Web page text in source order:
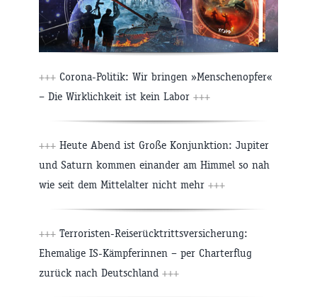
+++ Corona-Politik: Wir bringen »Menschenopfer«
– Die Wirklichkeit ist kein Labor +++
+++ Heute Abend ist Große Konjunktion: Jupiter
und Saturn kommen einander am Himmel so nah
wie seit dem Mittelalter nicht mehr +++
+++ Terroristen-Reiserücktrittsversicherung:
Ehemalige IS-Kämpferinnen – per Charterflug
zurück nach Deutschland +++